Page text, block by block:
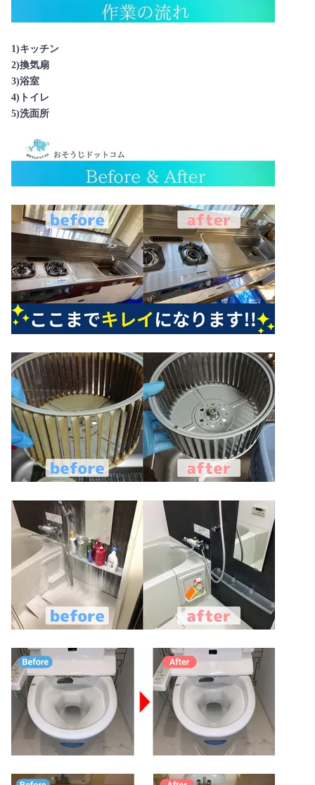
1)キッチン
2)換気扇
3)浴室
4)トイレ
5)洗面所